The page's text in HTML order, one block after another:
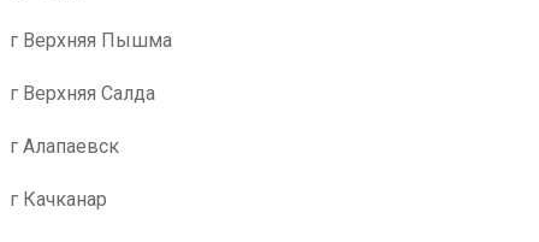
г Верхняя Пышма
г Верхняя Салда
г Алапаевск
г Качканар